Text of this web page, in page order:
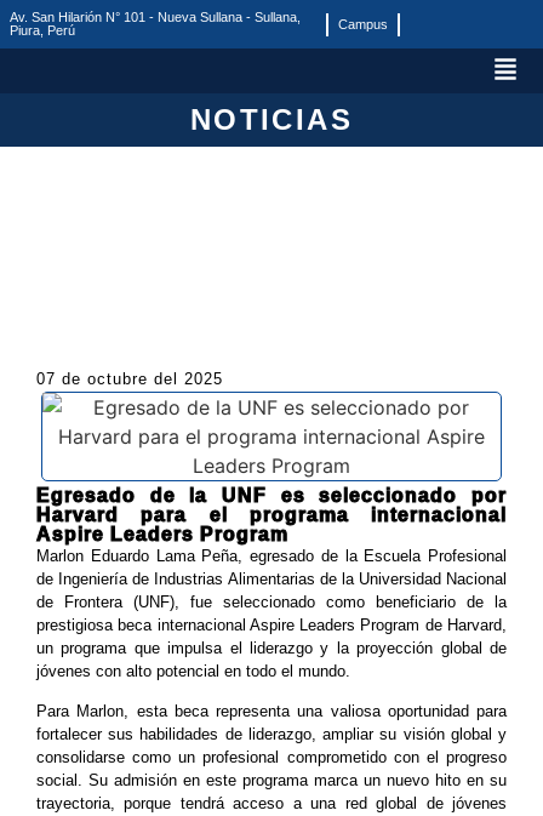
Av. San Hilarión N° 101 - Nueva Sullana - Sullana,
Piura, Perú
Campus
NOTICIAS
07 de octubre del 2025
Egresado de la UNF es seleccionado por
Harvard para el programa internacional
Aspire Leaders Program
Marlon Eduardo Lama Peña, egresado de la Escuela Profesional
de Ingeniería de Industrias Alimentarias de la Universidad Nacional
de Frontera (UNF), fue seleccionado como beneficiario de la
prestigiosa beca internacional Aspire Leaders Program de Harvard,
un programa que impulsa el liderazgo y la proyección global de
jóvenes con alto potencial en todo el mundo.
Para Marlon, esta beca representa una valiosa oportunidad para
fortalecer sus habilidades de liderazgo, ampliar su visión global y
consolidarse como un profesional comprometido con el progreso
social. Su admisión en este programa marca un nuevo hito en su
trayectoria, porque tendrá acceso a una red global de jóvenes